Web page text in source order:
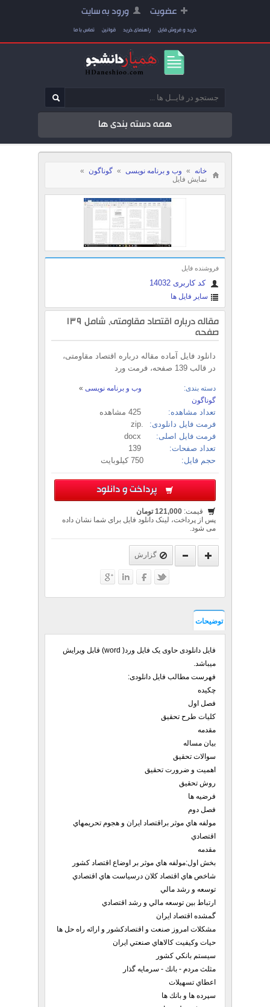
عضویت ورود به سایت
خرید و فروش فایل راهنمای خرید قوانین تماس با ما
همه دسته بندی ها
خانه » وب و برنامه نویسی » گوناگون
»
نمایش فایل
فروشنده فایل
کد کاربری 14032
سایر فایل ها
مقاله درباره اقتصاد مقاومتی، شامل 139
صفحه
دانلود فایل آماده مقاله درباره اقتصاد مقاومتی،
در قالب 139 صفحه، فرمت ورد
دسته بندی: وب و برنامه نویسی »
گوناگون
تعداد مشاهده:
فرمت فایل دانلودی:
فرمت فایل اصلی:
تعداد صفحات:
حجم فایل:
750 کیلوبایت
پرداخت و دانلود
قیمت: 121,000 تومان
پس از پرداخت، لینک دانلود فایل برای شما نشان داده
می شود.
گزارش
توضیحات
فایل دانلودی حاوی یک فایل ورد( word) قابل ویرایش
میباشد.
فهرست مطالب فایل دانلودی:
چكيده
فصل اول
كليات طرح تحقيق
مقدمه
بيان مساله
سوالات تحقيق
اهميت و ضرورت تحقيق
روش تحقيق
فرضيه ها
فصل دوم
مولفه هاي موثر براقتصاد ايران و هجوم تحريمهاي
اقتصادي
مقدمه
بخش اول:مولفه هاي موثر بر اوضاع اقتصاد كشور
شاخص هاي اقتصاد كلان درسياست هاي اقتصادي
توسعه و رشد مالي
ارتباط بين توسعه مالي و رشد اقتصادي
گمشده اقتصاد ايران
مشكلات امروز صنعت و اقتصادكشور و ارائه راه حل ها
حيات وكيفيت كالاهاي صنعتي ايران
سيستم بانكي كشور
مثلث مردم - بانك - سرمايه گذار
اعطاي تسهيلات
سپرده ها و بانك ها